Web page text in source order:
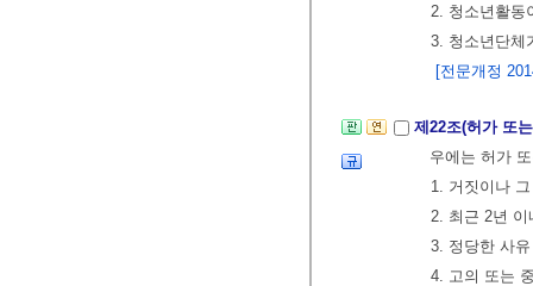
2. 청소년활동
3. 청소년단체
[전문개정
제22조(허가 또
우에는 허가
1. 거짓이나
2. 최근 2년
3. 정당한 사
4. 고의 또는